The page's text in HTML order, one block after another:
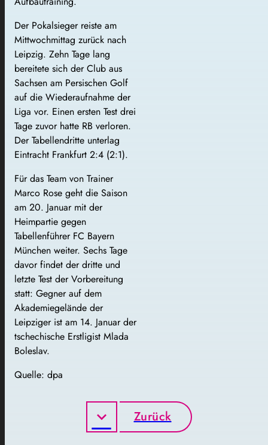
Der Pokalsieger reiste am
Mittwochmittag zurück nach
Leipzig. Zehn Tage lang
bereitete sich der Club aus
Sachsen am Persischen Golf
auf die Wiederaufnahme der
Liga vor. Einen ersten Test drei
Tage zuvor hatte RB verloren.
Der Tabellendritte unterlag
Eintracht Frankfurt 2:4 (2:1).
Für das Team von Trainer
Marco Rose geht die Saison
am 20. Januar mit der
Heimpartie gegen
Tabellenführer FC Bayern
München weiter. Sechs Tage
davor findet der dritte und
letzte Test der Vorbereitung
statt: Gegner auf dem
Akademiegelände der
Leipziger ist am 14. Januar der
tschechische Erstligist Mlada
Boleslav.
Quelle: dpa
Zurück